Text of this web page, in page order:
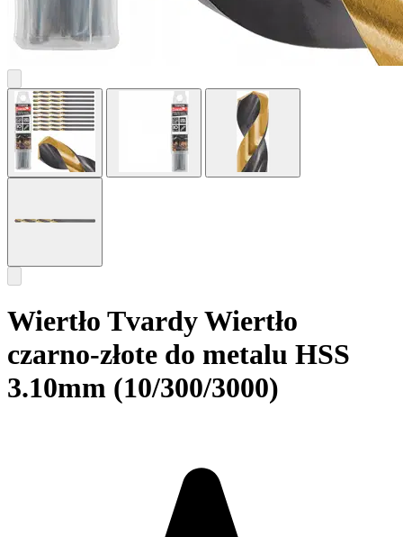
Wiertło Tvardy Wiertło
czarno-złote do metalu HSS
3.10mm (10/300/3000)